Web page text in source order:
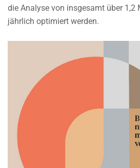
die Analyse von insgesamt über 1,2
jährlich optimiert werden.